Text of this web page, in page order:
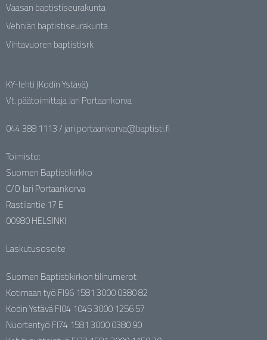
Vaasan baptistiseurakunta
Vehniän baptistiseurakunta
Vihtavuoren baptistisrk
KY-lehti (Kodin Ystävä)
Vt. päätoimittaja Jari Portaankorva
044 388 1113 / jari.portaankorva@baptisti.fi
Toimisto:
Suomen Baptistikirkko
C/O Jari Portaankorva
Rastilantie 17 E
00980 HELSINKI
Laskutusosoite
Suomen Baptistikirkon tilinumerot
Kotimaan työ FI96 1581 3000 0380 82
Kodin Ystävä FI04 1045 3000 1256 57
Nuortentyö FI74 1581 3000 0380 90